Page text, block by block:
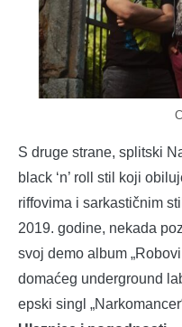
S druge strane, splitski
black ‘n’ roll stil koji
riffovima i sarkastičnim
2019. godine, nekada
svoj demo album
domaćeg underground
epski singl